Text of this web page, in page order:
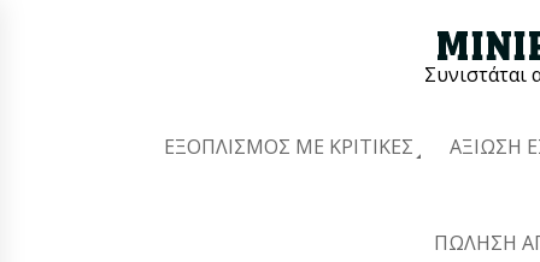
Συνιστάται
ΕΞΟΠΛΙΣΜΌΣ ΜΕ ΚΡΙΤΙΚΈΣ ΑΞΊΩΣΗ
ΠΏΛΗΣΗ